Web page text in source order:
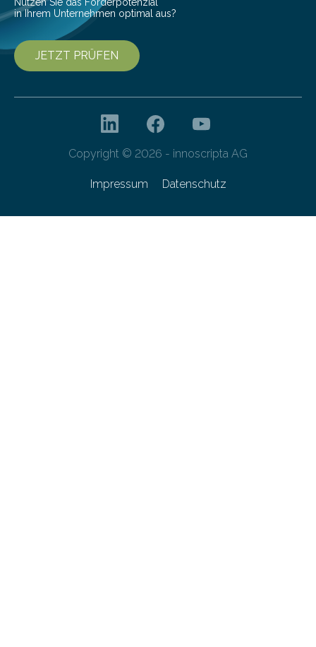
Nutzen Sie das Förderpotenzial
in Ihrem Unternehmen optimal aus?
JETZT PRÜFEN
Copyright © 2026 - innoscripta AG
Impressum Datenschutz